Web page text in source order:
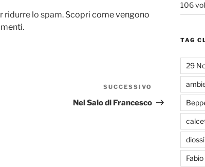
ridurre lo spam. Scopri come vengono
.
successivo
SUCCESSIVO
Nel Saio di Francesco
106
TAG
29